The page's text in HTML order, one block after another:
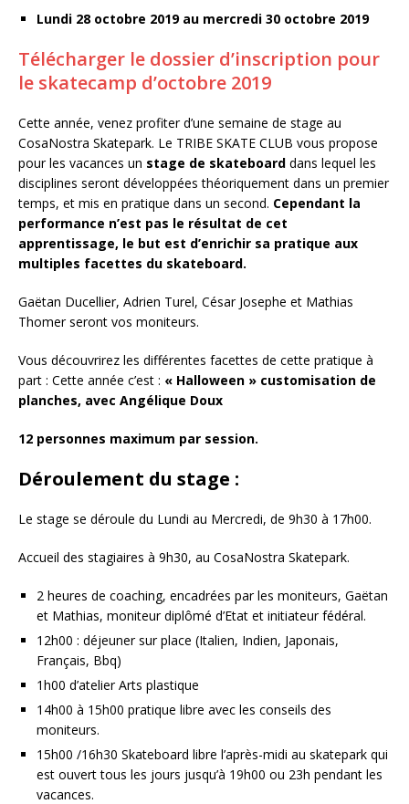
Lundi 28 octobre 2019 au mercredi 30 octobre 2019
Télécharger le dossier d’inscription pour
le skatecamp d’octobre 2019
Cette année, venez profiter d’une semaine de stage au
CosaNostra Skatepark. Le TRIBE SKATE CLUB vous propose
pour les vacances un stage de skateboard dans lequel les
disciplines seront développées théoriquement dans un premier
temps, et mis en pratique dans un second. Cependant la
performance n’est pas le résultat de cet
apprentissage, le but est d’enrichir sa pratique aux
multiples facettes du skateboard.
Gaëtan Ducellier, Adrien Turel, César Josephe et Mathias
Thomer seront vos moniteurs.
Vous découvrirez les différentes facettes de cette pratique à
part : Cette année c’est : « Halloween » customisation de
planches, avec Angélique Doux
12 personnes maximum par session.
Déroulement du stage :
Le stage se déroule du Lundi au Mercredi, de 9h30 à 17h00.
Accueil des stagiaires à 9h30, au CosaNostra Skatepark.
2 heures de coaching, encadrées par les moniteurs, Gaëtan
et Mathias, moniteur diplômé d’Etat et initiateur fédéral.
12h00 : déjeuner sur place (Italien, Indien, Japonais,
Français, Bbq)
1h00 d’atelier Arts plastique
14h00 à 15h00 pratique libre avec les conseils des
moniteurs.
15h00 /16h30 Skateboard libre l’après-midi au skatepark qui
est ouvert tous les jours jusqu’à 19h00 ou 23h pendant les
vacances.